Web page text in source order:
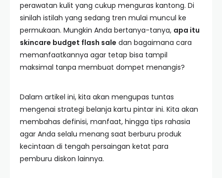
perawatan kulit yang cukup menguras kantong. Di
sinilah istilah yang sedang tren mulai muncul ke
permukaan. Mungkin Anda bertanya-tanya, apa itu
skincare budget flash sale dan bagaimana cara
memanfaatkannya agar tetap bisa tampil
maksimal tanpa membuat dompet menangis?
Dalam artikel ini, kita akan mengupas tuntas
mengenai strategi belanja kartu pintar ini. Kita akan
membahas definisi, manfaat, hingga tips rahasia
agar Anda selalu menang saat berburu produk
kecintaan di tengah persaingan ketat para
pemburu diskon lainnya.